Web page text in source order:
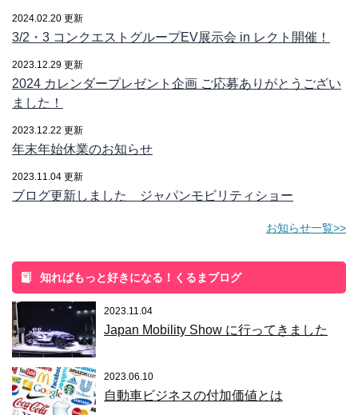
2024.02.20 更新
3/2・3 コンクエストグループEV展示会 in レクト開催！
2023.12.29 更新
2024 カレンダープレゼント企画 ご応募ありがとうござい
ました！
2023.12.22 更新
年末年始休業のお知らせ
2023.11.04 更新
ブログ更新しました ジャパンモビリティショー
お知らせ一覧>>
知ればもっと好きになる！くるまブログ
2023.11.04
Japan Mobility Show に行ってきました
2023.06.10
自動車ビジネスの付加価値とは